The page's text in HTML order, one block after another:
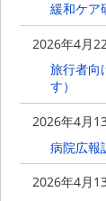
緩和ケア
2026年4月
旅行者向
す）
2026年4月
病院広報
2026年4月